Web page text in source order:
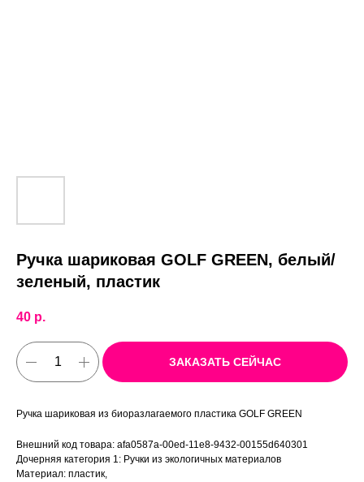
Ручка шариковая GOLF GREEN, белый/
зеленый, пластик
40 р.
ЗАКАЗАТЬ СЕЙЧАС
Ручка шариковая из биоразлагаемого пластика GOLF GREEN
Внешний код товара: afa0587a-00ed-11e8-9432-00155d640301
Дочерняя категория 1: Ручки из экологичных материалов
Материал: пластик,